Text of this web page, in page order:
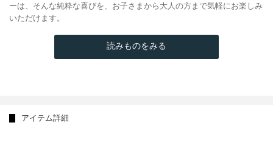
ーは、そんな純粋な喜びを、お子さまから大人の方まで気軽にお楽しみ
いただけます。
読みものをみる
アイテム詳細